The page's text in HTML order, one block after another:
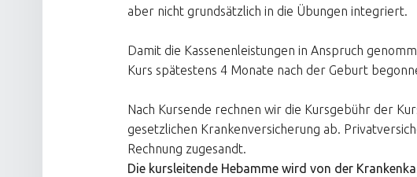
aber nicht grundsätzlich in die Übungen integriert.
Damit die Kassenenleistungen in Anspruch
Kurs spätestens 4 Monate nach der Geburt
Nach Kursende rechnen wir die Kursgebühr der
gesetzlichen Krankenversicherung ab.
Rechnung zugesandt.
Die kursleitende Hebamme wird von der